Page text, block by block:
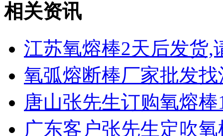
相关资讯
江苏氧熔棒2天后发货,
氧弧熔断棒厂家批发
唐山张先生订购​氧熔
广东客户张先生定吹氧